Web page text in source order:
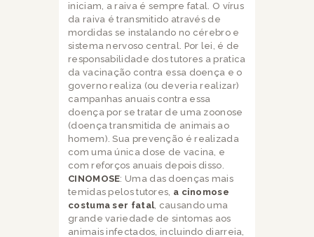
iniciam, a raiva é sempre fatal. O vírus
da raiva é transmitido através de
mordidas se instalando no cérebro e
sistema nervoso central. Por lei, é de
responsabilidade dos tutores a pratica
da vacinação contra essa doença e o
governo realiza (ou deveria realizar)
campanhas anuais contra essa
doença por se tratar de uma zoonose
(doença transmitida de animais ao
homem). Sua prevenção é realizada
com uma única dose de vacina, e
com reforços anuais depois disso.
CINOMOSE: Uma das doenças mais
temidas pelos tutores, a cinomose
costuma ser fatal, causando uma
grande variedade de sintomas aos
animais infectados, incluindo diarreia,